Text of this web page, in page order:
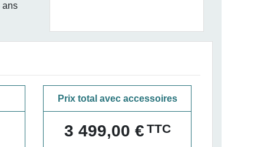
ans
Prix total avec accessoires
3 499,00 € TTC